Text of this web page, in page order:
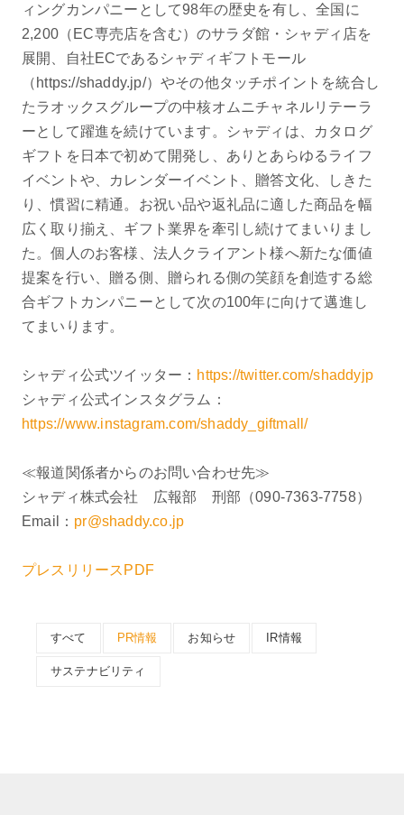
ィングカンパニーとして98年の歴史を有し、全国に
2,200（EC専売店を含む）のサラダ館・シャディ店を
展開、自社ECであるシャディギフトモール
（https://shaddy.jp/）やその他タッチポイントを統合し
たラオックスグループの中核オムニチャネルリテーラ
ーとして躍進を続けています。シャディは、カタログ
ギフトを日本で初めて開発し、ありとあらゆるライフ
イベントや、カレンダーイベント、贈答文化、しきた
り、慣習に精通。お祝い品や返礼品に適した商品を幅
広く取り揃え、ギフト業界を牽引し続けてまいりまし
た。個人のお客様、法人クライアント様へ新たな価値
提案を行い、贈る側、贈られる側の笑顔を創造する総
合ギフトカンパニーとして次の100年に向けて邁進し
てまいります。
シャディ公式ツイッター： https://twitter.com/shaddyjp
シャディ公式インスタグラム：
https://www.instagram.com/shaddy_giftmall/
≪報道関係者からのお問い合わせ先≫
シャディ株式会社 広報部 刑部（090-7363-7758）
Email： pr@shaddy.co.jp
プレスリリースPDF
すべて PR情報 お知らせ IR情報
サステナビリティ